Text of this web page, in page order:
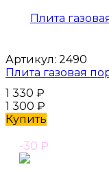
Артикул: 2490
Плита газовая
1 330 ₽
1 300 ₽
Купить
-30 ₽